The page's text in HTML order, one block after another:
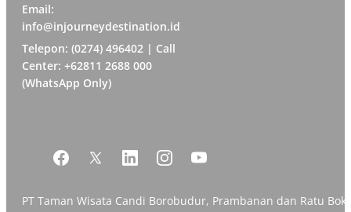
Email:
info@injourneydestination.id
Telepon: (0274) 496402 | Call
Center: +62811 2688 000
(WhatsApp Only)
PT Taman Wisata Candi Borobudur, Prambanan dan Ratu